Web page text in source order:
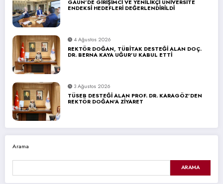
GAÜN’DE GİRİŞİMCİ VE YENİLİKÇİ ÜNİVERSİTE
ENDEKSİ HEDEFLERİ DEĞERLENDİRİLDİ
4 Ağustos 2026
REKTÖR DOĞAN, TÜBİTAK DESTEĞİ ALAN DOÇ.
DR. BERNA KAYA UĞUR’U KABUL ETTİ
3 Ağustos 2026
TÜSEB DESTEĞİ ALAN PROF. DR. KARAGÖZ’DEN
REKTÖR DOĞAN’A ZİYARET
Arama
ARAMA